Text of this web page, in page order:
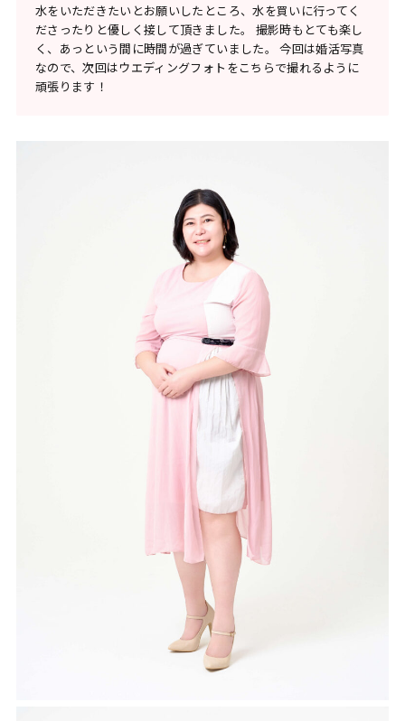
水をいただきたいとお願いしたところ、水を買いに行ってく
ださったりと優しく接して頂きました。 撮影時もとても楽し
く、あっという間に時間が過ぎていました。 今回は婚活写真
なので、次回はウエディングフォトをこちらで撮れるように
頑張ります！